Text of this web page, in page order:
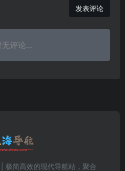
发表评论
无评论...
极简高效的现代导航站，聚合